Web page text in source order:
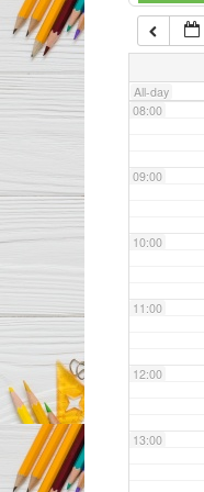
All-day
07:00
08:00
09:00
10:00
11:00
12:00
13:00